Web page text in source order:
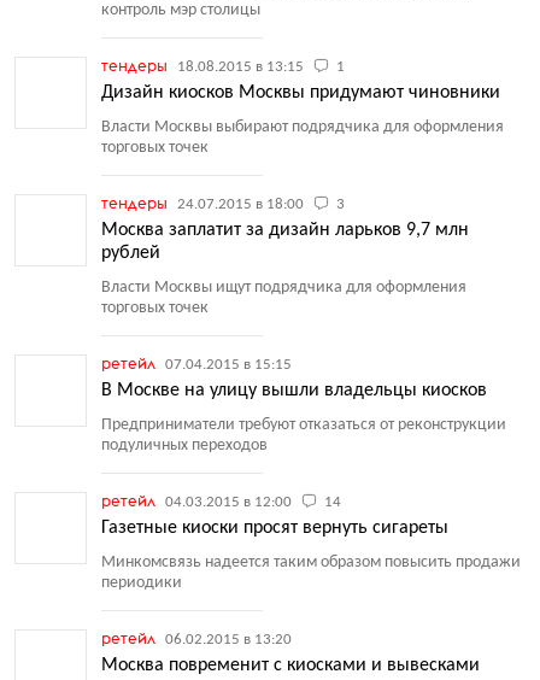
контроль мэр столицы
тендеры 18.08.2015 в 13:15 1
Дизайн киосков Москвы придумают чиновники
Власти Москвы выбирают подрядчика для оформления
торговых точек
тендеры 24.07.2015 в 18:00 3
Москва заплатит за дизайн ларьков 9,7 млн
рублей
Власти Москвы ищут подрядчика для оформления
торговых точек
ретейл 07.04.2015 в 15:15
В Москве на улицу вышли владельцы киосков
Предприниматели требуют отказаться от реконструкции
подуличных переходов
ретейл 04.03.2015 в 12:00 14
Газетные киоски просят вернуть сигареты
Минкомсвязь надеется таким образом повысить продажи
периодики
ретейл 06.02.2015 в 13:20
Москва повременит с киосками и вывесками